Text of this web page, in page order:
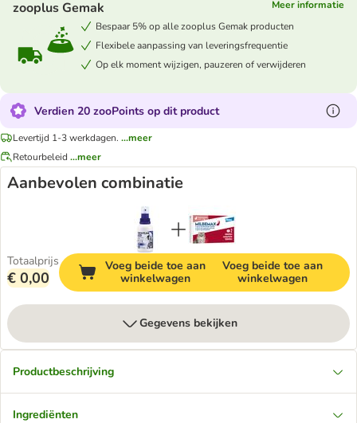
zooplus Gemak
Meer informatie
Bespaar 5% op alle zooplus Gemak producten
Flexibele aanpassing van leveringsfrequentie
Op elk moment wijzigen, pauzeren of verwijderen
Verdien 20 zooPoints op dit product
Levertijd 1-3 werkdagen. ...meer
Retourbeleid ...meer
Aanbevolen combinatie
Totaalprijs
€ 0,00
Voeg beide toe aan
winkelwagen
Voeg beide toe aan
winkelwagen
Gegevens bekijken
Productbeschrijving
Ingrediënten